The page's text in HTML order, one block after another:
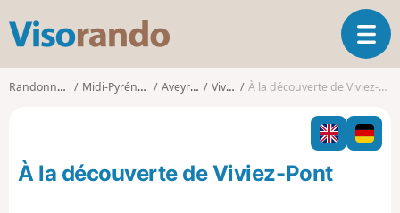
s
o
o
O
u
i
r
l
Randonnées Midi-Pyrénées Aveyron Viviez À la découverte de Viviez-Pont
À la découverte de Viviez-Pont